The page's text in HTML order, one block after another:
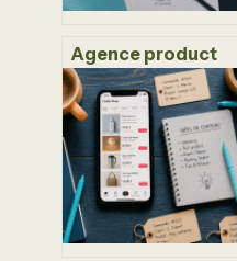
Agence product
discovery : 4
leviers pour
valider vos idées
et éviter les
développements
inutiles